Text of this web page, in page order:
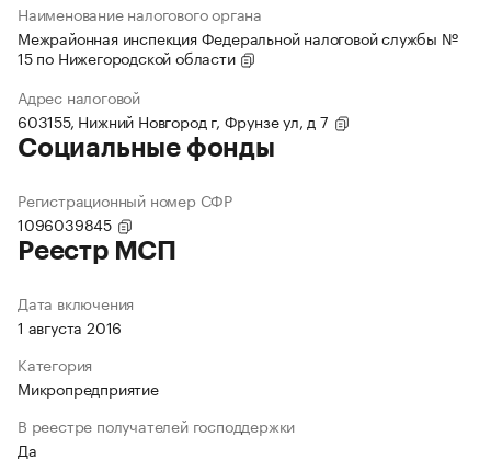
Наименование налогового органа
Межрайонная инспекция Федеральной налоговой службы №
15 по Нижегородской области
Адрес налоговой
603155, Нижний Новгород г, Фрунзе ул, д 7
Социальные фонды
Регистрационный номер СФР
1096039845
Реестр МСП
Дата включения
1 августа 2016
Категория
Микропредприятие
В реестре получателей господдержки
Да